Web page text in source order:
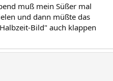
muß mein Süßer mal
und dann müßte das
Bild" auch klappen